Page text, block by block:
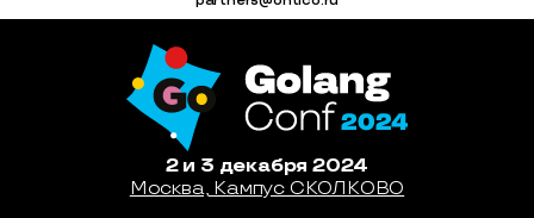
2 и 3 декабря 2024
Москва, Кампус СКОЛКОВО